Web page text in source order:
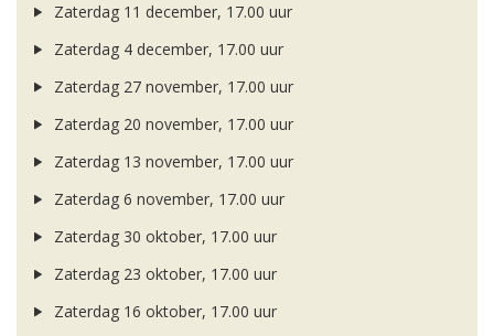
Zaterdag 11 december, 17.00 uur
Zaterdag 4 december, 17.00 uur
Zaterdag 27 november, 17.00 uur
Zaterdag 20 november, 17.00 uur
Zaterdag 13 november, 17.00 uur
Zaterdag 6 november, 17.00 uur
Zaterdag 30 oktober, 17.00 uur
Zaterdag 23 oktober, 17.00 uur
Zaterdag 16 oktober, 17.00 uur